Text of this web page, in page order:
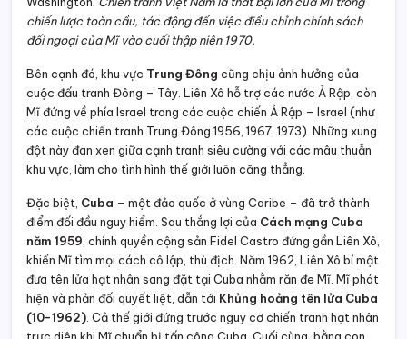
chiến lược toàn cầu, tác động đến việc điều chỉnh chính sách
đối ngoại của Mĩ vào cuối thập niên 1970.
Bên cạnh đó, khu vực Trung Đông cũng chịu ảnh hưởng của
cuộc đấu tranh Đông – Tây. Liên Xô hỗ trợ các nước Ả Rập, còn
Mĩ đứng về phía Israel trong các cuộc chiến Ả Rập – Israel (như
các cuộc chiến tranh Trung Đông 1956, 1967, 1973). Những xung
đột này đan xen giữa cạnh tranh siêu cường với các mâu thuẫn
khu vực, làm cho tình hình thế giới luôn căng thẳng.
Đặc biệt, Cuba – một đảo quốc ở vùng Caribe – đã trở thành
điểm đối đầu nguy hiểm. Sau thắng lợi của Cách mạng Cuba
năm 1959 , chính quyền cộng sản Fidel Castro đứng gần Liên Xô,
khiến Mĩ tìm mọi cách cô lập, thù địch. Năm 1962, Liên Xô bí mật
đưa tên lửa hạt nhân sang đặt tại Cuba nhằm răn đe Mĩ. Mĩ phát
hiện và phản đối quyết liệt, dẫn tới Khủng hoảng tên lửa Cuba
(10-1962) . Cả thế giới đứng trước nguy cơ chiến tranh hạt nhân
trực diện khi Mĩ chuẩn bị tấn công Cuba. Cuối cùng, bằng con